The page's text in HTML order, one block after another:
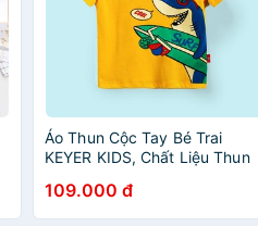
Áo Thun Cộc Tay Bé Trai
KEYER KIDS, Chất Liệu Thun
Hình in Cá Mập Nghộ Nghĩnh
AT52
109.000 đ